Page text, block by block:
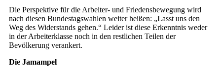
Die Perspektive für die Arbeiter- und Friedensbewegung wird
nach diesen Bundestagswahlen weiter heißen: „Lasst uns den
Weg des Widerstands gehen.“ Leider ist diese Erkenntnis weder
in der Arbeiterklasse noch in den restlichen Teilen der
Bevölkerung verankert.
Die Jamampel